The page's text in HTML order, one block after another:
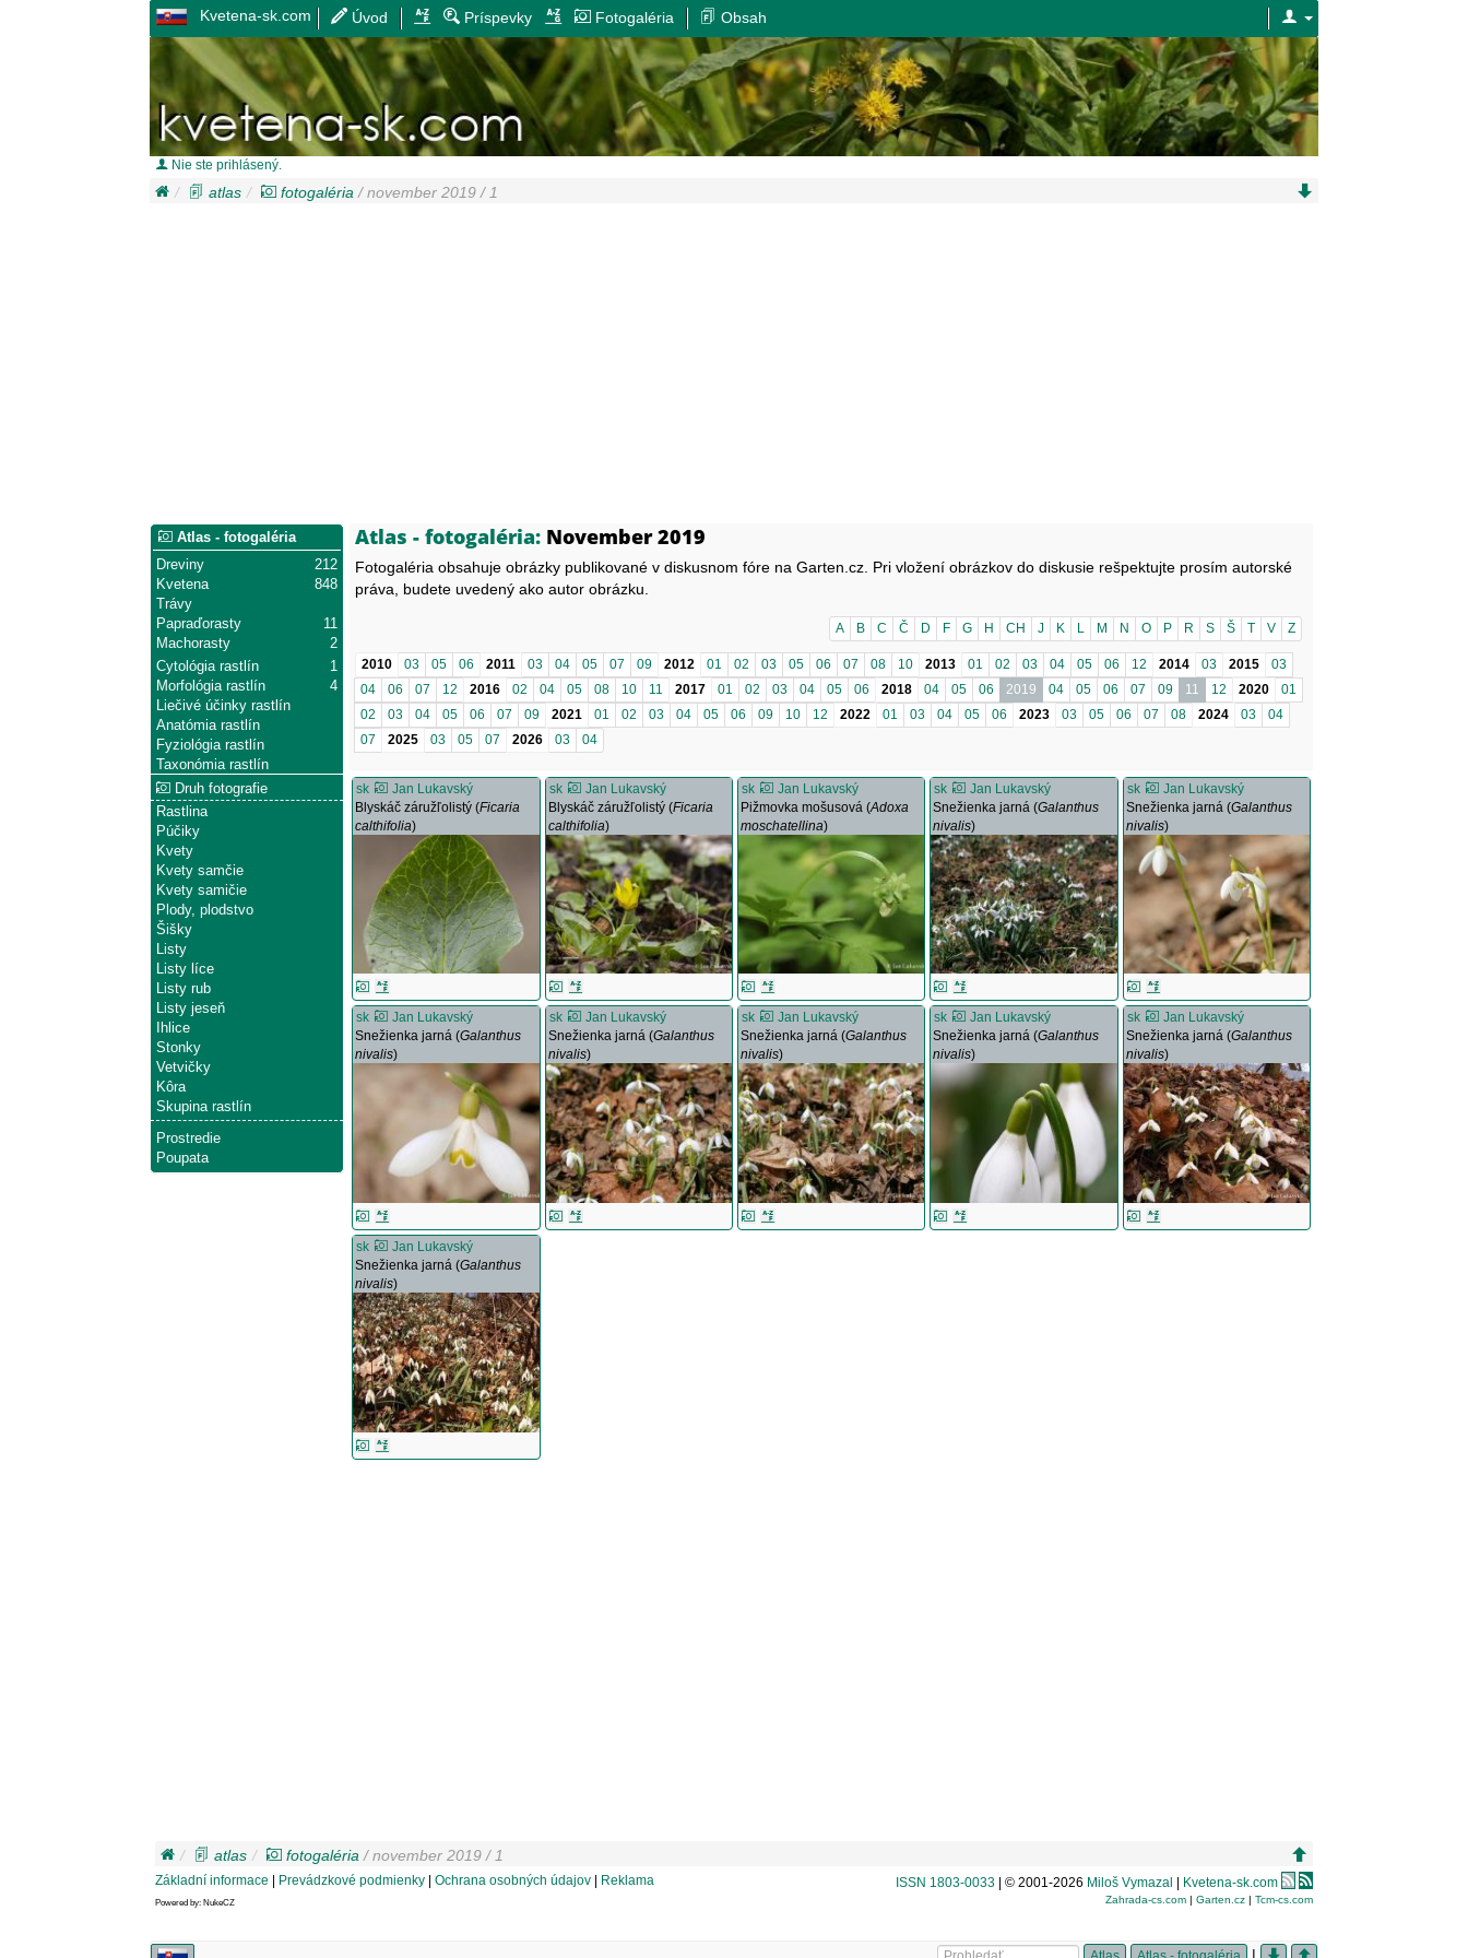
Kvetena-sk.com Úvod Príspevky Fotogaléria Obsah
Nie ste prihlásený.
atlas fotogaléria / november 2019 / 1
Atlas - fotogaléria: November 2019
Fotogaléria obsahuje obrázky publikované v diskusnom fóre na Garten.cz. Pri vložení obrázkov do diskusie rešpektujte prosím autorské
práva, budete uvedený ako autor obrázku.
A B C Č D F G H CH J K L M N O P R S Š T V Z
2010 03 05 06 2011 03 04 05 07 09 2012 01 02 03 05 06 07 08 10 2013 01 02 03 04 05 06 12 2014 03 2015
03
04
06 07 12 2016 02 04 05 08 10 11 2017 01 02 03 04 05 06 2018 04 05 06 2019 04 05 06 07 09 11 12 2020
01
02
03 04 05 06 07 09 2021 01 02 03 04 05 06 09 10 12 2022 01 03 04 05 06 2023 03 05 06 07 08 2024 03
04
07
2025 03 05 07 2026 03 04
sk
Jan Lukavský
Blyskáč záružľolistý (Ficaria
calthifolia)
sk
Jan Lukavský
Blyskáč záružľolistý (Ficaria
calthifolia)
sk
Jan Lukavský
Pižmovka mošusová (Adoxa
moschatellina)
sk
Jan Lukavský
Snežienka jarná (Galanthus
nivalis)
sk
Jan Lukavský
Snežienka jarná (Galanthus
nivalis)
sk
Jan Lukavský
Snežienka jarná (Galanthus
nivalis)
sk
Jan Lukavský
Snežienka jarná (Galanthus
nivalis)
sk
Jan Lukavský
Snežienka jarná (Galanthus
nivalis)
sk
Jan Lukavský
Snežienka jarná (Galanthus
nivalis)
sk
Jan Lukavský
Snežienka jarná (Galanthus
nivalis)
sk
Jan Lukavský
Snežienka jarná (Galanthus
nivalis)
Atlas - fotogaléria
212
Dreviny
848
Kvetena
Trávy
11
Papraďorasty
2
Machorasty
1
Cytológia rastlín
4
Morfológia rastlín
Liečivé účinky rastlín
Anatómia rastlín
Fyziológia rastlín
Taxonómia rastlín
Druh fotografie
Rastlina
Púčiky
Kvety
Kvety samčie
Kvety samičie
Plody, plodstvo
Šišky
Listy
Listy líce
Listy rub
Listy jeseň
Ihlice
Stonky
Vetvičky
Kôra
Skupina rastlín
Prostredie
Poupata
atlas fotogaléria / november 2019 / 1
ISSN 1803-0033 | © 2001-2026 Miloš Vymazal | Kvetena-sk.com
Základní informace | Prevádzkové podmienky | Ochrana osobných údajov | Reklama
Zahrada-cs.com | Garten.cz | Tcm-cs.com
Powered by: NukeCZ